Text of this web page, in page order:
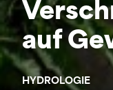
auf
HYDROLOGIE